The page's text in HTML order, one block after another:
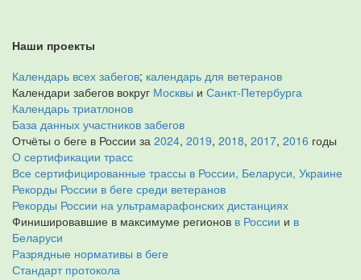
Наши проекты
Календарь всех забегов; календарь для ветеранов
Календари забегов вокруг Москвы и Санкт-Петербурга
Календарь триатлонов
База данных участников забегов
Отчёты о беге в России за 2024, 2019, 2018, 2017, 2016 годы
О сертификации трасс
Все сертифицированные трассы в России, Беларуси, Украине
Рекорды России в беге среди ветеранов
Рекорды России на ультрамарафонских дистанциях
Финишировавшие в максимуме регионов в России и в
Беларуси
Разрядные нормативы в беге
Стандарт протокола